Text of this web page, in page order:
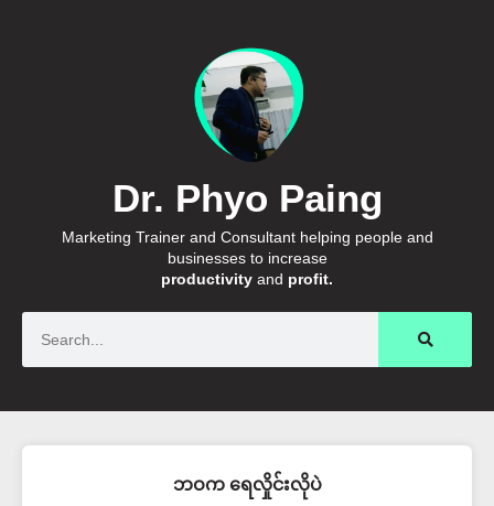
Dr. Phyo Paing
Marketing Trainer and Consultant helping people and
businesses to increase
productivity and profit.
ဘဝက ရေလှိုင်းလိုပဲ